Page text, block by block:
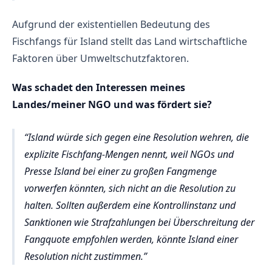
Aufgrund der existentiellen Bedeutung des
Fischfangs für Island stellt das Land wirtschaftliche
Faktoren über Umweltschutzfaktoren.
Was schadet den Interessen meines
Landes/meiner NGO und was fördert sie?
Island würde sich gegen eine Resolution wehren, die
explizite Fischfang-Mengen nennt, weil NGOs und
Presse Island bei einer zu großen Fangmenge
vorwerfen könnten, sich nicht an die Resolution zu
halten. Sollten außerdem eine Kontrollinstanz und
Sanktionen wie Strafzahlungen bei Überschreitung der
Fangquote empfohlen werden, könnte Island einer
Resolution nicht zustimmen.